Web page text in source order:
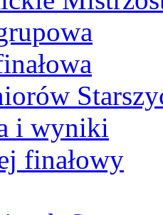
i wyniki
finałowy